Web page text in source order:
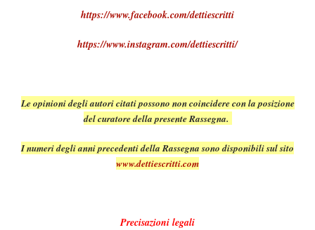
https://www.facebook.com/dettiescritti
https://www.instagram.com/dettiescritti/
Le opinioni degli autori citati possono non coincidere con la posizione
del curatore della presente Rassegna.
I numeri degli anni precedenti della Rassegna sono disponibili sul sito
www.dettiescritti.com
Precisazioni legali